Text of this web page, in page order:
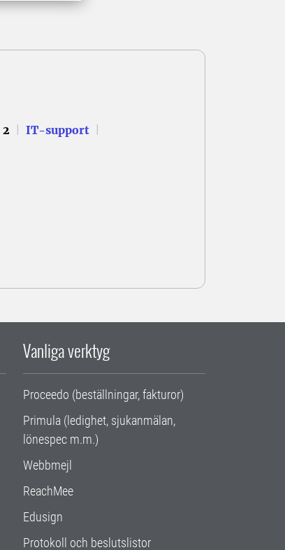
2 IT-support
Vanliga verktyg
Proceedo (beställningar, fakturor)
Primula (ledighet, sjukanmälan,
lönespec m.m.)
Webbmejl
ReachMee
Edusign
Protokoll och beslutslistor